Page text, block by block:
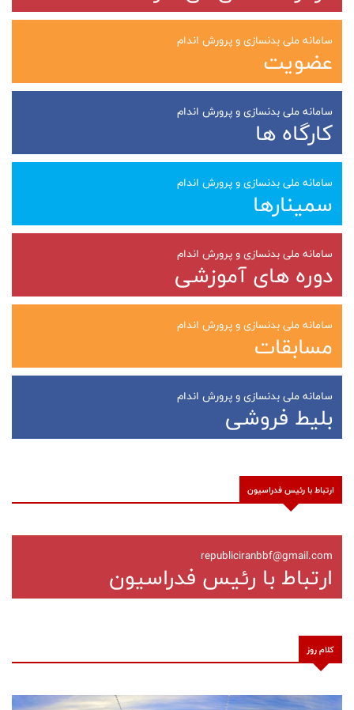
سامانه ملی بدنسازی و پرورش اندام
عضویت
سامانه ملی بدنسازی و پرورش اندام
کارگاه ها
سامانه ملی بدنسازی و پرورش اندام
سمینارها
سامانه ملی بدنسازی و پرورش اندام
دوره های آموزشی
سامانه ملی بدنسازی و پرورش اندام
مسابقات
سامانه ملی بدنسازی و پرورش اندام
بلیط فروشی
ارتباط با رئیس فدراسیون
republiciranbbf@gmail.com
ارتباط با رئیس فدراسیون
کلام روز